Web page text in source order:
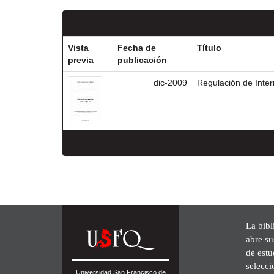
Vista
previa
Fecha de
publicación
Título
dic-2009 Regulación de
Universidad San Francisco de
La
abre
de